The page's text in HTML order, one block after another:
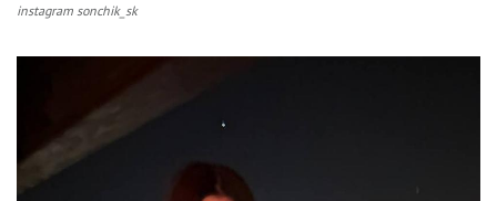
instagram sonchik_sk